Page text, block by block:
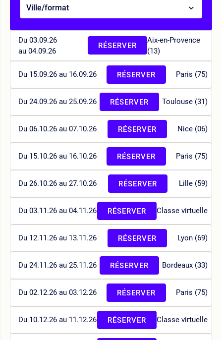
Ville/format
Du 03.09.26
au 04.09.26
Aix-en-Provence
(13)
RÉSERVER
Du 15.09.26 au 16.09.26 Paris (75)
RÉSERVER
Du 24.09.26 au 25.09.26 Toulouse (31)
RÉSERVER
Du 06.10.26 au 07.10.26 Nice (06)
RÉSERVER
Du 15.10.26 au 16.10.26 Paris (75)
RÉSERVER
Du 26.10.26 au 27.10.26 Lille (59)
RÉSERVER
Du 03.11.26 au 04.11.26 Classe virtuelle
RÉSERVER
Du 12.11.26 au 13.11.26 Lyon (69)
RÉSERVER
Du 24.11.26 au 25.11.26 Bordeaux (33)
RÉSERVER
Du 02.12.26 au 03.12.26 Paris (75)
RÉSERVER
Du 10.12.26 au 11.12.26 Classe virtuelle
RÉSERVER